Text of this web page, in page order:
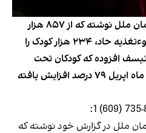
صندوق حمایت از کودکان سازمان ملل نوشته که از ۸۵۷ هزار
کودک زیر پنج سال مبتلا به سوءتغذیه حاد، ۲۳۴ هزار کودک را
افزوده که کودکان تحت
درمان در ماه می در مقایسه با ماه اپریل ۷۹ درصد افزایش یافته
ملل در گزارش خود نوشته که